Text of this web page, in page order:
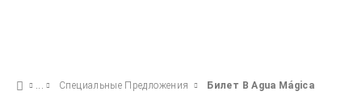
Специальные Предложения Билет В Agua Mágica